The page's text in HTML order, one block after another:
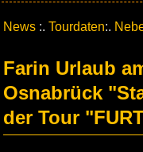
News :. Tourdaten:.
Farin Urlaub
Osnabrück
der Tour